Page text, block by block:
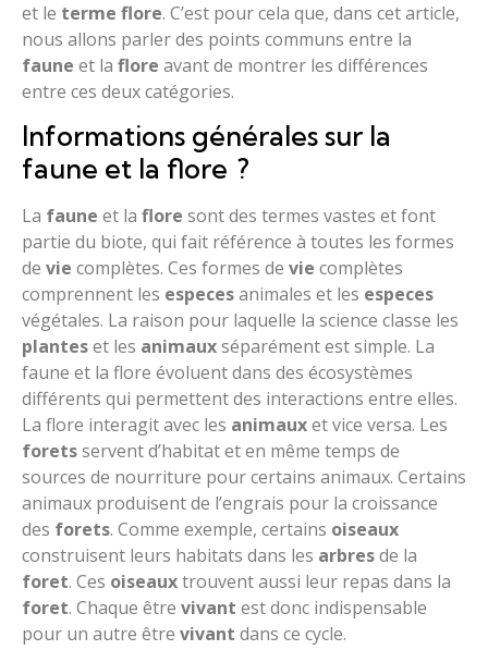
et le terme flore. C’est pour cela que, dans cet article,
nous allons parler des points communs entre la
faune et la flore avant de montrer les différences
entre ces deux catégories.
Informations générales sur la
faune et la flore ?
La faune et la flore sont des termes vastes et font
partie du biote, qui fait référence à toutes les formes
de vie complètes. Ces formes de vie complètes
comprennent les especesanimales et les especes
végétales. La raison pour laquelle la science classe les
planteset les animauxséparément est simple. La
faune et la flore évoluent dans des écosystèmes
différents qui permettent des interactions entre elles.
La flore interagit avec les animauxet vice versa. Les
foretsservent d’habitat et en même temps de
sources de nourriture pour certains animaux. Certains
animaux produisent de l’engrais pour la croissance
des forets. Comme exemple, certains oiseaux
construisent leurs habitats dans les arbresde la
foret. Ces oiseauxtrouvent aussi leur repas dans la
foret. Chaque être vivant est donc indispensable
pour un autre être vivant dans ce cycle.